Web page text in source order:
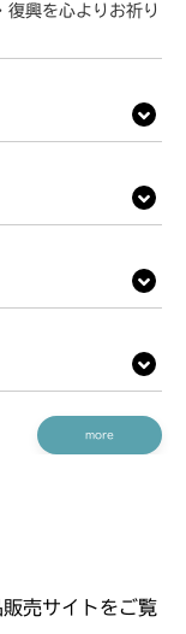
復興を心よりお祈り
more
売サイトをご覧